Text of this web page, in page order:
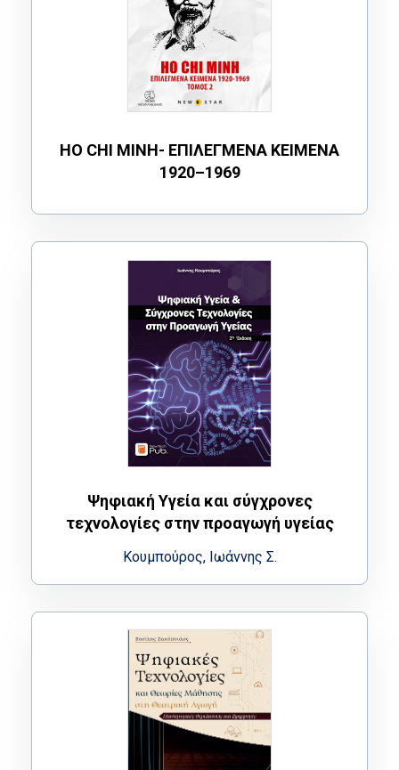
HO CHI MINH- ΕΠΙΛΕΓΜΕΝΑ ΚΕΙΜΕΝΑ
1920–1969
Ψηφιακή Υγεία και σύγχρονες
τεχνολογίες στην προαγωγή υγείας
Κουμπούρος, Ιωάννης Σ.